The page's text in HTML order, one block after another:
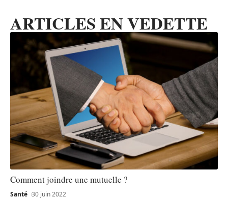
ARTICLES EN VEDETTE
Comment joindre une mutuelle ?
Santé 30 juin 2022